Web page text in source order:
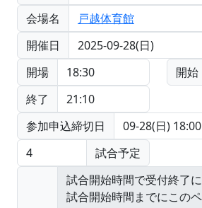
会場名
戸越体育館
開催日
2025-09-28(日)
開場
18:30 開始
終了
21:10
参加申込締切日
09-28(日) 18:00
4
試合予定